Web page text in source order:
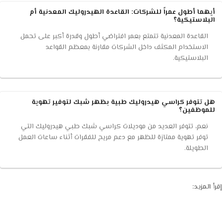
أيهما أطول عمراً للشركات: القاعدة الهيدروليك المعدنية أم
البلاستيكية؟
القاعدة المعدنية تتمتع بعمر افتراضي أطول وقدرة أكبر على تحمل
الاستخدام المكثف داخل الشركات مقارنة بمعظم القواعد
البلاستيكية.
هل تتوفر كراسي هيدروليك طبية بظهر شبك لتوفير تهوية
للموظفين؟
نعم، تتوفر العديد من موديلات كراسي شبك طبي هيدروليك التي
توفر تهوية ممتازة للظهر مع دعم مريح للفقرات أثناء ساعات العمل
الطويلة.
إقرأ المزيد: